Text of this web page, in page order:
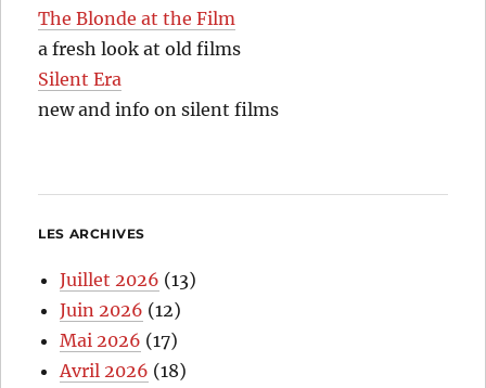
The Blonde at the Film
a fresh look at old films
Silent Era
new and info on silent films
LES ARCHIVES
Juillet 2026 (13)
Juin 2026 (12)
Mai 2026 (17)
Avril 2026 (18)